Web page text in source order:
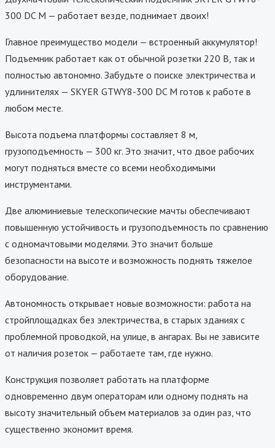
300 DC M — работает везде, поднимает двоих!
Главное преимущество модели — встроенный аккумулятор!
Подъемник работает как от обычной розетки 220 В, так и
полностью автономно. Забудьте о поиске электричества и
удлинителях — SKYER GTWY8-300 DC M готов к работе в
любом месте.
Высота подъема платформы составляет 8 м,
грузоподъемность — 300 кг. Это значит, что двое рабочих
могут подняться вместе со всеми необходимыми
инструментами.
Две алюминиевые телескопические мачты обеспечивают
повышенную устойчивость и грузоподъемность по сравнению
с одномачтовыми моделями. Это значит больше
безопасности на высоте и возможность поднять тяжелое
оборудование.
Автономность открывает новые возможности: работа на
стройплощадках без электричества, в старых зданиях с
проблемной проводкой, на улице, в ангарах. Вы не зависите
от наличия розеток — работаете там, где нужно.
Конструкция позволяет работать на платформе
одновременно двум операторам или одному поднять на
высоту значительный объем материалов за один раз, что
существенно экономит время.